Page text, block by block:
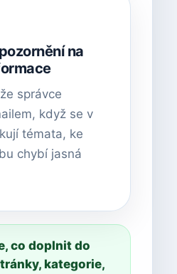
na
správce
když se v
témata, ke
chybí jasná
co doplnit do
kategorie,